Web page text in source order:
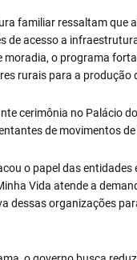
familiar ressaltam que
de acesso a
moradia, o programa
rurais para a produção
cerimônia no Palácio
de movimentos
o papel das
Vida atende a
dessas organizações